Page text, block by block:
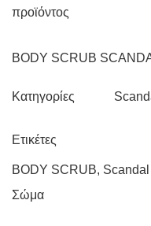
προϊόντος
BODY SCRUB
Κατηγορίες
Ετικέτες
BODY SCRUB,
Σώμα